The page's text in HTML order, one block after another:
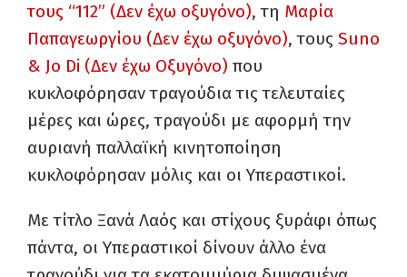
τους “112” (Δεν έχω οξυγόνο), τη Μαρία
Παπαγεωργίου (Δεν έχω οξυγόνο), τους Suno
& Jo Di (Δεν έχω Οξυγόνο) που
κυκλοφόρησαν τραγούδια τις τελευταίες
μέρες και ώρες, τραγούδι με αφορμή την
αυριανή παλλαϊκή κινητοποίηση
κυκλοφόρησαν μόλις και οι Υπεραστικοί.
Με τίτλο Ξανά Λαός και στίχους ξυράφι όπως
πάντα, οι Υπεραστικοί δίνουν άλλο ένα